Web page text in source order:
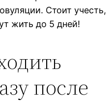
Стоит учесть,
жить до 5 дней!
после